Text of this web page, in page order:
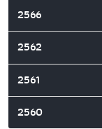
2566
2562
2561
2560